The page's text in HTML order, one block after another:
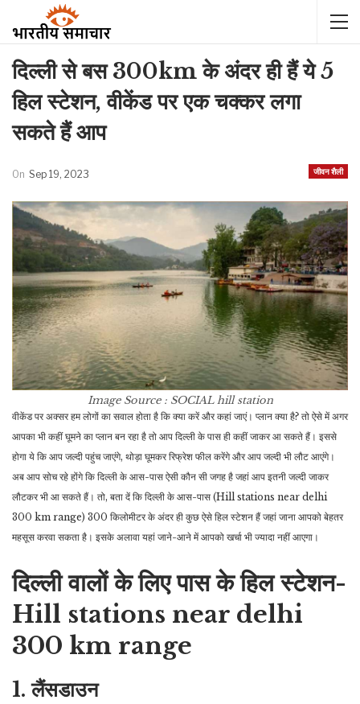
दिल्ली से बस 300km के अंदर ही हैं ये 5
हिल स्टेशन, वीकेंड पर एक चक्कर लगा
सकते हैं आप
जीवन शैली
On Sep 19, 2023
Image Source : SOCIALhill station
वीकेंड पर अक्सर हम लोगों का सवाल होता है कि क्या करें और कहां जाएं। प्लान क्या है? तो ऐसे में अगर
आपका भी कहीं घूमने का प्लान बन रहा है तो आप दिल्ली के पास ही कहीं जाकर आ सकते हैं। इससे
होगा ये कि आप जल्दी पहुंच जाएंगे, थोड़ा घूमकर रिफ्रेश फील करेंगे और आप जल्दी भी लौट आएंगे।
अब आप सोच रहे होंगे कि दिल्ली के आस-पास ऐसी कौन सी जगह है जहां आप इतनी जल्दी जाकर
लौटकर भी आ सकते हैं। तो, बता दें कि दिल्ली के आस-पास (Hill stations near delhi
300 km range) 300 किलोमीटर के अंदर ही कुछ ऐसे हिल स्टेशन हैं जहां जाना आपको बेहतर
महसूस करवा सकता है। इसके अलावा यहां जाने-आने में आपको खर्चा भी ज्यादा नहीं आएगा।
दिल्ली वालों के लिए पास के हिल स्टेशन-
Hill stations near delhi
300 km range
1. लैंसडाउन